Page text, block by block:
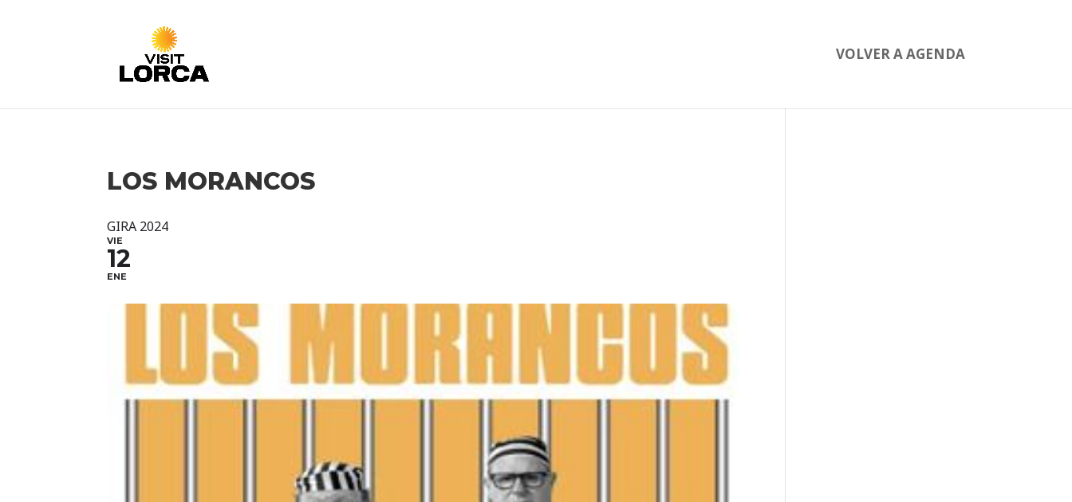
VOLVER A AGENDA
LOS MORANCOS
GIRA 2024
VIE
12
ENE